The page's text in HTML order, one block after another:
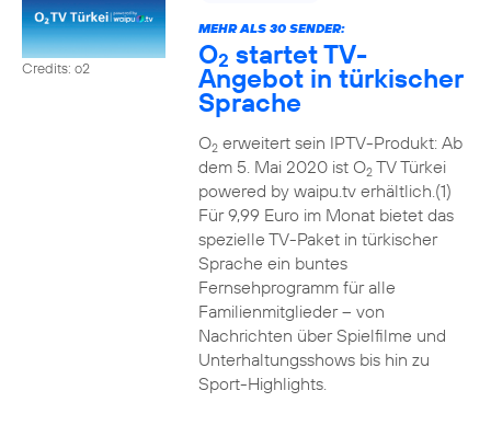
Credits: o2
MEHR ALS 30 SENDER:
O2 startet TV-
Angebot in türkischer
Sprache
O2erweitert sein IPTV-Produkt: Ab
dem 5. Mai 2020 ist O2TV Türkei
powered by waipu.tv erhältlich.(1)
Für 9,99 Euro im Monat bietet das
spezielle TV-Paket in türkischer
Sprache ein buntes
Fernsehprogramm für alle
Familienmitglieder – von
Nachrichten über Spielfilme und
Unterhaltungsshows bis hin zu
Sport-Highlights.